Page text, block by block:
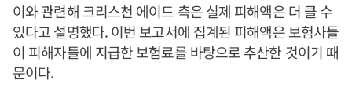
이와 관련해 크리스천 에이드 측은 실제 피해액은 더 클 수
있다고 설명했다. 이번 보고서에 집계된 피해액은 보험사들
이 피해자들에 지급한 보험료를 바탕으로 추산한 것이기 때
문이다.